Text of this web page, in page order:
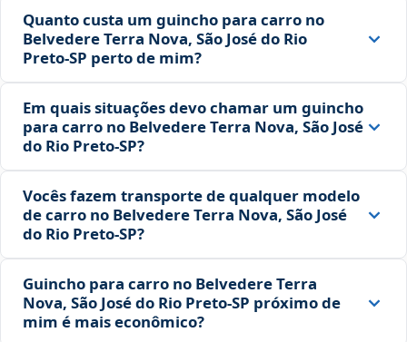
Quanto custa um guincho para carro no
Belvedere Terra Nova, São José do Rio
Preto‑SP perto de mim?
Em quais situações devo chamar um guincho
para carro no Belvedere Terra Nova, São José
do Rio Preto‑SP?
Vocês fazem transporte de qualquer modelo
de carro no Belvedere Terra Nova, São José
do Rio Preto‑SP?
Guincho para carro no Belvedere Terra
Nova, São José do Rio Preto‑SP próximo de
mim é mais econômico?